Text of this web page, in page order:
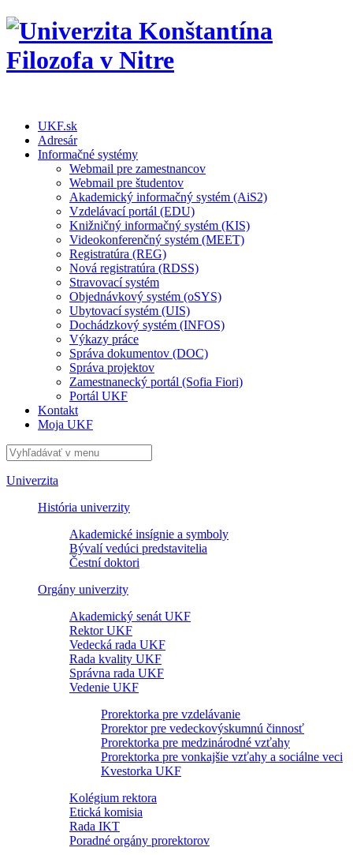
UKF.sk
Adresár
Informačné systémy
Webmail pre zamestnancov
Webmail pre študentov
Akademický informačný systém (AiS2)
Vzdelávací portál (EDU)
Knižničný informačný systém (KIS)
Videokonferenčný systém (MEET)
Registratúra (REG)
Nová registratúra (RDSS)
Stravovací systém
Objednávkový systém (oSYS)
Ubytovací systém (UIS)
Dochádzkový systém (INFOS)
Výkazy práce
Správa dokumentov (DOC)
Správa projektov
Zamestnanecký portál (Sofia Fiori)
Portál UKF
Kontakt
Moja UKF
Univerzita
História univerzity
Akademické insígnie a symboly
Bývalí vedúci predstavitelia
Čestní doktori
Orgány univerzity
Akademický senát UKF
Rektor UKF
Vedecká rada UKF
Rada kvality UKF
Správna rada UKF
Vedenie UKF
Prorektorka pre vzdelávanie
Prorektor pre vedeckovýskumnú činnosť
Prorektorka pre medzinárodné vzťahy
Prorektorka pre vonkajšie vzťahy a sociálne veci
Kvestorka UKF
Kolégium rektora
Etická komisia
Rada IKT
Poradné orgány prorektorov